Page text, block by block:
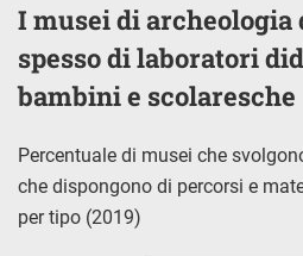
I musei di archeologia
spesso di laboratori
bambini e scolaresche
Percentuale di musei che
che dispongono di percorsi e
per tipo (2019)